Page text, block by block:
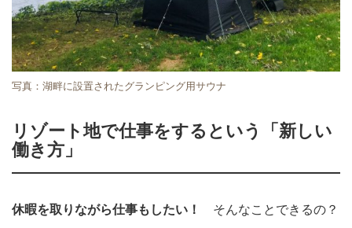
写真：湖畔に設置されたグランピング用サウナ
リゾート地で仕事をするという「新しい
働き方」
休暇を取りながら仕事もしたい！ そんなことできるの？